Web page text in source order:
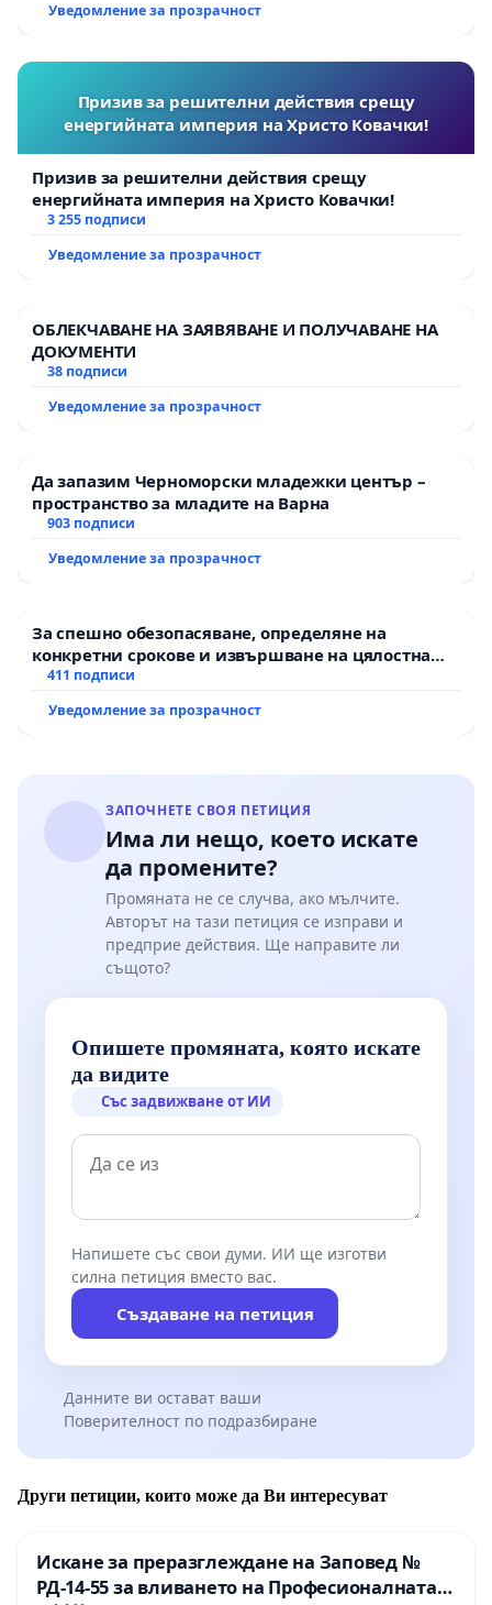
Уведомление за прозрачност
Призив за решителни действия срещу
енергийната империя на Христо Ковачки!
Призив за решителни действия срещу
енергийната империя на Христо Ковачки!
3 255 подписи
Уведомление за прозрачност
ОБЛЕКЧАВАНЕ НА ЗАЯВЯВАНЕ И ПОЛУЧАВАНЕ НА
ДОКУМЕНТИ
38 подписи
Уведомление за прозрачност
Да запазим Черноморски младежки център –
пространство за младите на Варна
903 подписи
Уведомление за прозрачност
За спешно обезопасяване, определяне на
конкретни срокове и извършване на цялостна
рехабилитация на републиканския път между
Мирово - к.к. Момин проход
411 подписи
Уведомление за прозрачност
ЗАПОЧНЕТЕ СВОЯ ПЕТИЦИЯ
Има ли нещо, което искате
да промените?
Промяната не се случва, ако мълчите.
Авторът на тази петиция се изправи и
предприе действия. Ще направите ли
същото?
Опишете промяната, която искате
да видите
Със задвижване от ИИ
Напишете със свои думи. ИИ ще изготви
силна петиция вместо вас.
Създаване на петиция
Данните ви остават ваши
Поверителност по подразбиране
Други петиции, които може да Ви интересуват
Искане за преразглеждане на Заповед №
РД-14-55 за вливането на Професионалната